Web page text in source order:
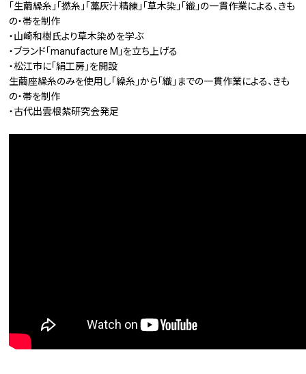
「生繭繰糸」「撚糸」「藁灰汁精練」「草木染」「織」の一貫作業による、きも
の・帯を制作
・山崎和樹氏より草木染めを学ぶ
・ブランド「manufacture M」を立ち上げる
・松江市に「絹工房」を開設
生繭座繰糸のみを使用し「繰糸」から「織」までの一貫作業による、きも
の・帯を制作
・古代出雲根紫研究会発足